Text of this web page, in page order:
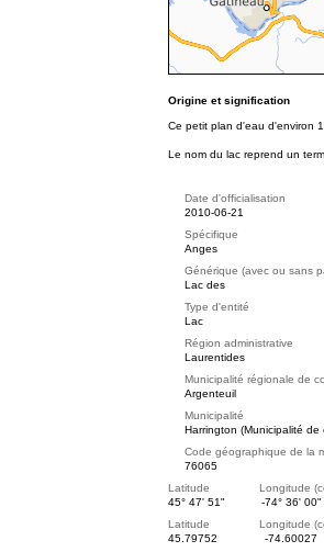
Origine et signification
Ce petit plan d'eau d'environ
Le nom du lac reprend un
Date d'officialisation
2010-06-21
Spécifique
Anges
Générique (avec ou sans
Lac des
Type d'entité
Lac
Région administrative
Laurentides
Municipalité régionale de
Argenteuil
Municipalité
Harrington (Municipalité de
Code géographique de la
76065
Latitude Longitude
45° 47' 51"
-74° 36' 00"
Latitude Longitude
45.79752
-74.60027